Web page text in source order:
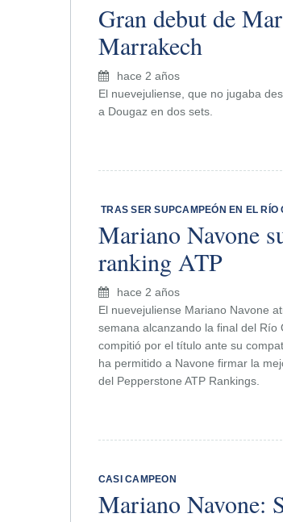
Gran debut de
Marrakech
hace 2 años
El nuevejuliense, que no jugaba
a Dougaz en dos sets.
TRAS SER SUPCAMPEÓN EN EL RÍO
Mariano Navone
ranking ATP
hace 2 años
El nuevejuliense Mariano Navone
semana alcanzando la final del
compitió por el título ante su
ha permitido a Navone firmar la
del Pepperstone ATP Rankings.
CASI CAMPEON
Mariano Navone: